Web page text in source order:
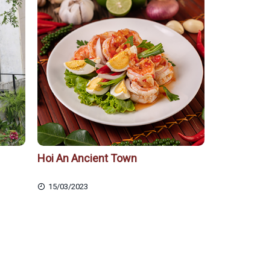
Hoi An Ancient Town
15/03/2023